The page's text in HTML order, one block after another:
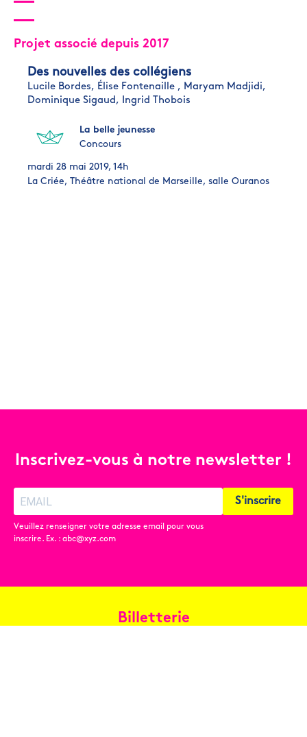
Projet associé depuis 2017
Des nouvelles des collégiens
Lucile Bordes, Élise Fontenaille , Maryam Madjidi,
Dominique Sigaud, Ingrid Thobois
La belle jeunesse
Concours
mardi 28 mai 2019, 14h
La Criée, Théâtre national de Marseille, salle Ouranos
Inscrivez-vous à notre newsletter !
Veuillez renseigner votre adresse email pour vous
inscrire. Ex. : abc@xyz.com
S'inscrire
Billetterie